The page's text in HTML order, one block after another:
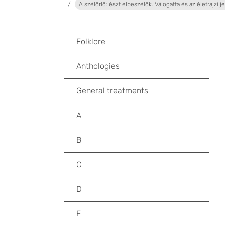
A szélőrlő: észt elbeszélők. Válogatta és az életrajzi
Folklore
Anthologies
General treatments
A
B
C
D
E